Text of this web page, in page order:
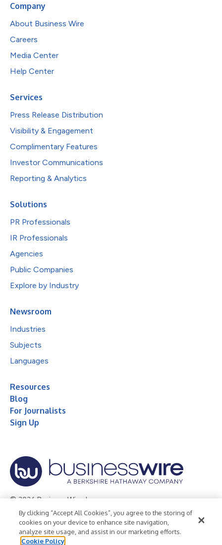
Company
About Business Wire
Careers
Media Center
Help Center
Services
Press Release Distribution
Visibility & Engagement
Complimentary Features
Investor Communications
Reporting & Analytics
Solutions
PR Professionals
IR Professionals
Agencies
Public Companies
Explore by Industry
Newsroom
Industries
Subjects
Languages
Resources
Blog
For Journalists
Sign Up
© 2026 Business Wire, Inc.
Privacy Policy Cookie Policy
Accessibility Statement
Terms of Use
Legal
By clicking “Accept All Cookies”, you agree to the storing of
cookies on your device to enhance site navigation,
analyze site usage, and assist in our marketing efforts.
Cookie Policy